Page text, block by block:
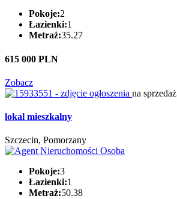
Pokoje:2
Łazienki:1
Metraż:35.27
615 000 PLN
Zobacz
na sprzedaż
lokal mieszkalny
Szczecin, Pomorzany
Pokoje:3
Łazienki:1
Metraż:50.38